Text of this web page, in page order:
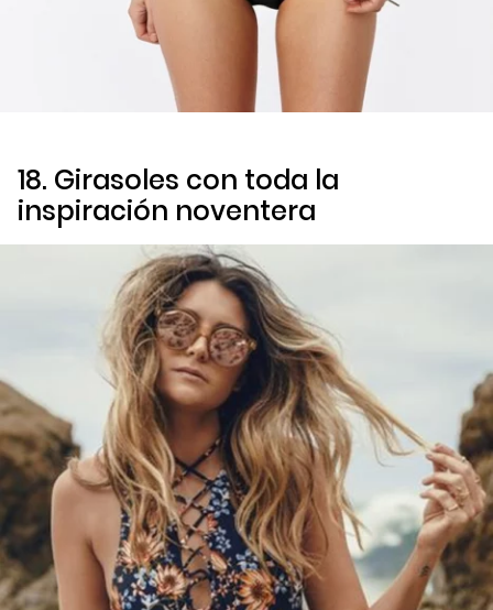
18. Girasoles con toda la
inspiración noventera